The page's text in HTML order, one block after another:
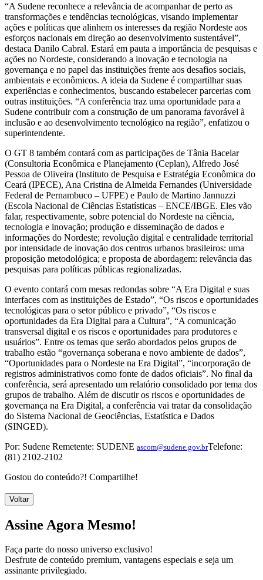
“A Sudene reconhece a relevância de acompanhar de perto as
transformações e tendências tecnológicas, visando implementar
ações e políticas que alinhem os interesses da região Nordeste aos
esforços nacionais em direção ao desenvolvimento sustentável”,
destaca Danilo Cabral. Estará em pauta a importância de pesquisas e
ações no Nordeste, considerando a inovação e tecnologia na
governança e no papel das instituições frente aos desafios sociais,
ambientais e econômicos. A ideia da Sudene é compartilhar suas
experiências e conhecimentos, buscando estabelecer parcerias com
outras instituições. “A conferência traz uma oportunidade para a
Sudene contribuir com a construção de um panorama favorável à
inclusão e ao desenvolvimento tecnológico na região”, enfatizou o
superintendente.
O GT 8 também contará com as participações de Tânia Bacelar
(Consultoria Econômica e Planejamento (Ceplan), Alfredo José
Pessoa de Oliveira (Instituto de Pesquisa e Estratégia Econômica do
Ceará (IPECE), Ana Cristina de Almeida Fernandes (Universidade
Federal de Pernambuco – UFPE) e Paulo de Martino Jannuzzi
(Escola Nacional de Ciências Estatísticas – ENCE/IBGE. Eles vão
falar, respectivamente, sobre potencial do Nordeste na ciência,
tecnologia e inovação; produção e disseminação de dados e
informações do Nordeste; revolução digital e centralidade territorial
por intensidade de inovação dos centros urbanos brasileiros: uma
proposição metodológica; e proposta de abordagem: relevância das
pesquisas para políticas públicas regionalizadas.
O evento contará com mesas redondas sobre “A Era Digital e suas
interfaces com as instituições de Estado”, “Os riscos e oportunidades
tecnológicas para o setor público e privado”, “Os riscos e
oportunidades da Era Digital para a Cultura”, “A comunicação
transversal digital e os riscos e oportunidades para produtores e
usuários”. Entre os temas que serão abordados pelos grupos de
trabalho estão “governança soberana e novo ambiente de dados”,
“Oportunidades para o Nordeste na Era Digital”, “incorporação de
registros administrativos como fonte de dados oficiais”. No final da
conferência, será apresentado um relatório consolidado por tema dos
grupos de trabalho. Além de discutir os riscos e oportunidades de
governança na Era Digital, a conferência vai tratar da consolidação
do Sistema Nacional de Geociências, Estatística e Dados
(SINGED).
Por: Sudene Remetente: SUDENE ascom@sudene.gov.brTelefone:
(81) 2102-2102
Gostou do conteúdo?! Compartilhe!
Voltar
Assine Agora Mesmo!
Faça parte do nosso universo exclusivo!
Desfrute de conteúdo premium, vantagens especiais e seja um
assinante privilegiado.